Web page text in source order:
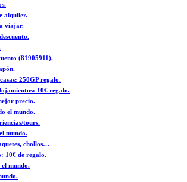
alquiler.
viajar.
(81905911).
250GP regalo.
10€ regalo.
precio.
el mundo.
tours.
mundo.
chollos…
10€ de regalo.
mundo.